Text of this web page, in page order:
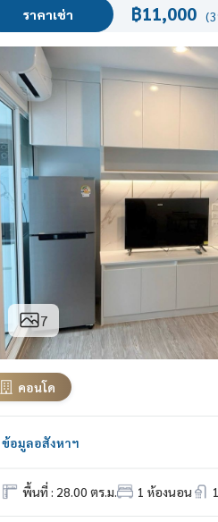
ราคาเช่า ฿11,000
7
คอนโด
ข้อมูลอสังหาฯ
พื้นที่ : 28.00 ตร.ม. 1 ห้องนอน